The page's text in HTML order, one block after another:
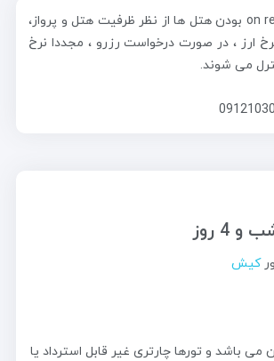
با توجه به on request بودن هتل ها از نظر ظرفیت هتل و پرواز،
ارز ، در صورت درخواست رزرو ، مجددا نرخ
می شوند.
کیش
می باشد و تورها چارتری غیر قابل استرداد یا